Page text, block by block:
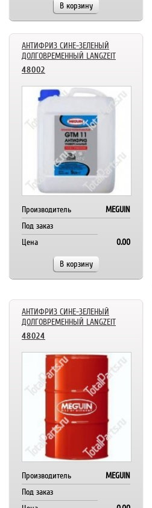
В корзину
АНТИФРИЗ СИНЕ-ЗЕЛЕНЫЙ
ДОЛГОВРЕМЕННЫЙ LANGZEIT
48002
Производитель
MEGUIN
Под заказ
Цена
0.00
В корзину
АНТИФРИЗ СИНЕ-ЗЕЛЕНЫЙ
ДОЛГОВРЕМЕННЫЙ LANGZEIT
48024
Производитель
MEGUIN
Под заказ